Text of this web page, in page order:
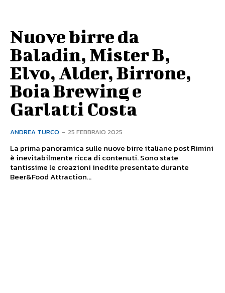
Nuove birre da
Baladin, Mister B,
Elvo, Alder, Birrone,
Boia Brewing e
Garlatti Costa
ANDREA TURCO - 25 FEBBRAIO 2025
La prima panoramica sulle nuove birre italiane post Rimini
è inevitabilmente ricca di contenuti. Sono state
tantissime le creazioni inedite presentate durante
Beer&Food Attraction...